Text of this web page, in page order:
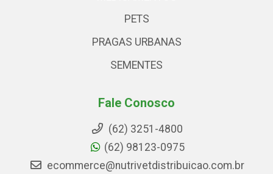
PETS
PRAGAS URBANAS
SEMENTES
Fale Conosco
(62) 3251-4800
(62) 98123-0975
ecommerce@nutrivetdistribuicao.com.br